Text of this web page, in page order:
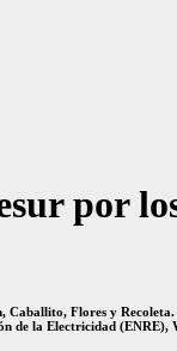
por
Flores y
de la Electricidad